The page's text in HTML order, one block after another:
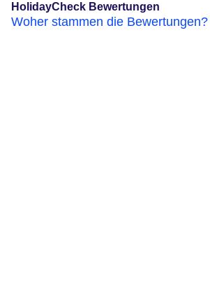
HolidayCheck Bewertungen
Woher stammen die Bewertungen?